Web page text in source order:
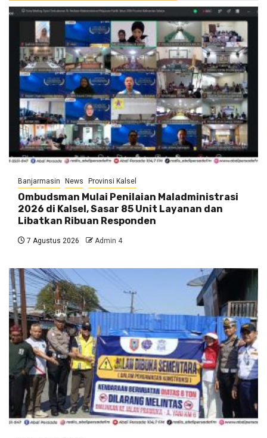
Banjarmasin News Provinsi Kalsel
Ombudsman Mulai Penilaian Maladministrasi
2026 di Kalsel, Sasar 85 Unit Layanan dan
Libatkan Ribuan Responden
7 Agustus 2026 Admin 4